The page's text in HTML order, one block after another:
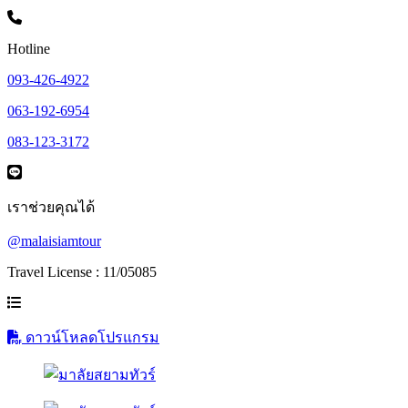
Hotline
093-426-4922
063-192-6954
083-123-3172
เราช่วยคุณได้
@malaisiamtour
Travel License : 11/05085
ดาวน์โหลดโปรแกรม